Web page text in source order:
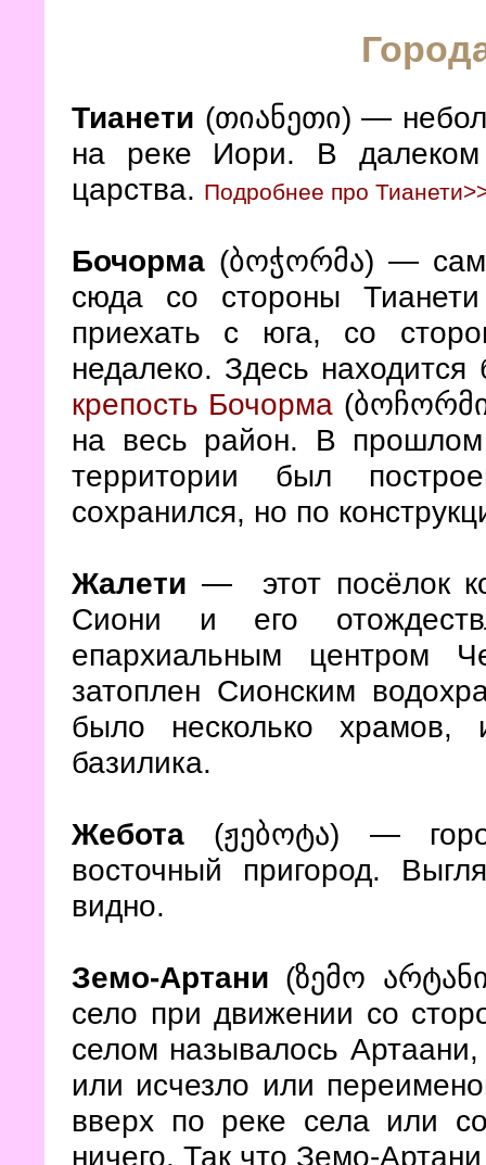
Тианети (თიანეთი) —
на реке Иори. В далеком
царства. Подробнее про
Бочорма (ბოჭორმა) —
сюда со стороны
приехать с юга, со
недалеко. Здесь
крепость Бочорма
на весь район. В
территории был
сохранился, но по
Жалети — этот посёлок
Сиони и его
епархиальным центром
затоплен Сионским
было несколько храмов,
базилика.
Жебота (ჟებოტა) —
восточный пригород.
видно.
Земо-Артани (ზემო
село при движении со
селом называлось
или исчезло или
вверх по реке села или
ничего. Так что Земо-